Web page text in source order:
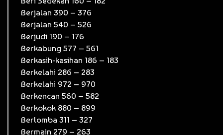
Berjalan 390 – 376
Berjalan 540 – 526
Berjudi 190 – 176
Berkabung 577 – 561
Berkasih-kasihan 186 – 183
Berkelahi 286 – 283
Berkelahi 972 – 970
Berkencan 560 – 582
Berkokok 880 – 899
Berlomba 311 – 327
Bermain 279 – 263